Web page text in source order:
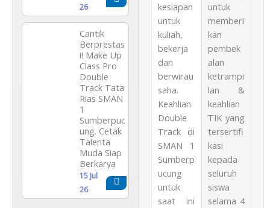
26
Cantik
Berprestas
i! Make Up
Class Pro
Double
Track Tata
Rias SMAN
1
Sumberpuc
ung. Cetak
Talenta
Muda Siap
Berkarya
15 Jul
26
kesiapan
untuk
kuliah,
bekerja
dan
berwirau
saha.
Keahlian
Double
Track di
SMAN 1
Sumberp
ucung
untuk
saat ini
untuk
memberi
kan
pembek
alan
ketrampi
lan &
keahlian
TIK yang
tersertifi
kasi
kepada
seluruh
siswa
selama 4